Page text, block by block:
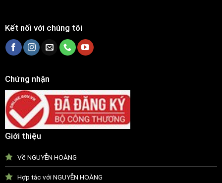
Kết nối với chúng tôi
Chứng nhận
Giới thiệu
Về NGUYỄN HOÀNG
Hợp tác với NGUYỄN HOÀNG